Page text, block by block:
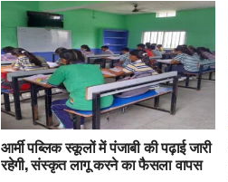
आर्मी पब्लिक स्कूलों में पंजाबी की पढ़ाई जारी
रहेगी, संस्कृत लागू करने का फैसला वापस